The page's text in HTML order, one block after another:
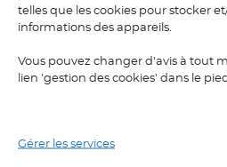
telles que les cookies pour stocker
informations des appareils.
Vous pouvez changer d'avis à tout
lien 'gestion des cookies' dans le
Gérer les services
contact, par téléphone